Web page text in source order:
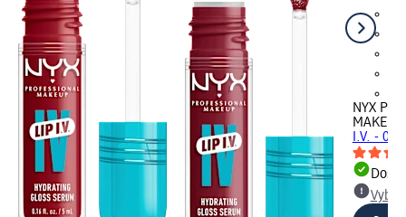
NYX
MAKEUP
I.V. - 02